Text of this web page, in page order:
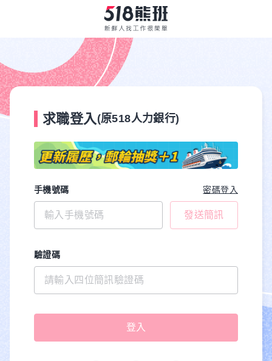
求職登入 (原518人力銀行)
手機號碼 密碼登入
發送簡訊
驗證碼